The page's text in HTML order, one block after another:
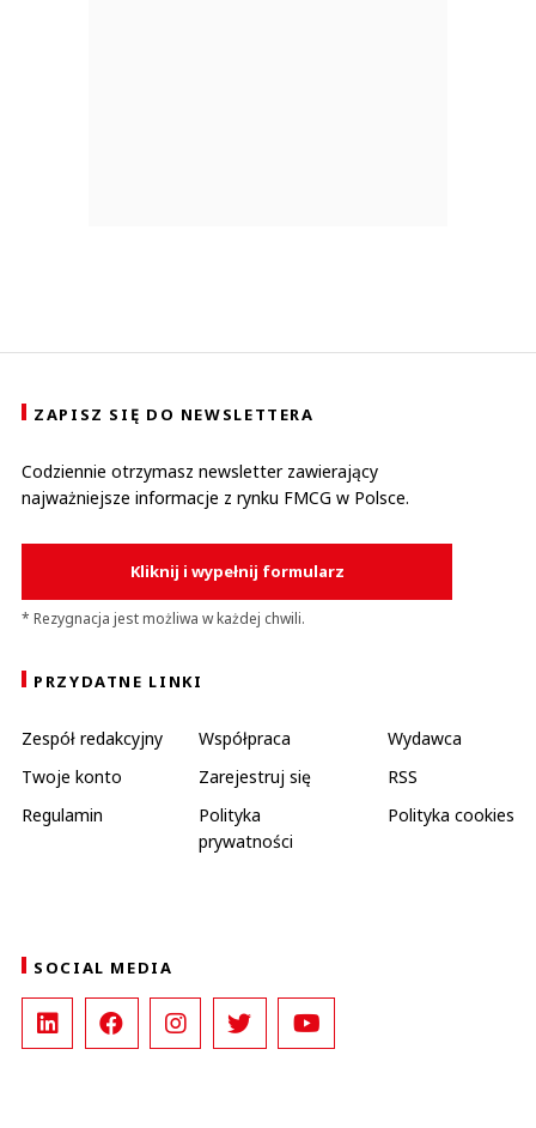
ZAPISZ SIĘ DO NEWSLETTERA
Codziennie otrzymasz newsletter zawierający
najważniejsze informacje z rynku FMCG w Polsce.
Kliknij i wypełnij formularz
* Rezygnacja jest możliwa w każdej chwili.
PRZYDATNE LINKI
Zespół redakcyjny Współpraca
Wydawca
Twoje konto
Zarejestruj się
RSS
Regulamin
Polityka
prywatności
Polityka cookies
SOCIAL MEDIA